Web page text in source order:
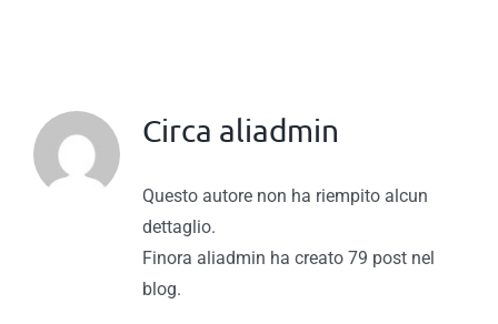
Circa aliadmin
Questo autore non ha riempito alcun
dettaglio.
Finora aliadmin ha creato 79 post nel
blog.